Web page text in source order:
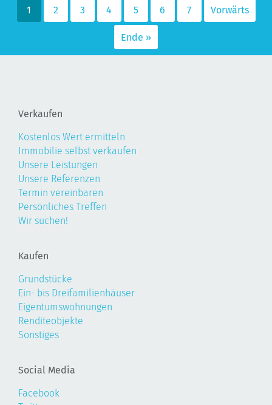
1 2 3 4 5 6 7 Vorwärts
Ende »
Verkaufen
Kostenlos Wert ermitteln
Immobilie selbst verkaufen
Unsere Leistungen
Unsere Referenzen
Termin vereinbaren
Persönliches Treffen
Wir suchen!
Kaufen
Grundstücke
Ein- bis Dreifamilienhäuser
Eigentumswohnungen
Renditeobjekte
Sonstiges
Social Media
Facebook